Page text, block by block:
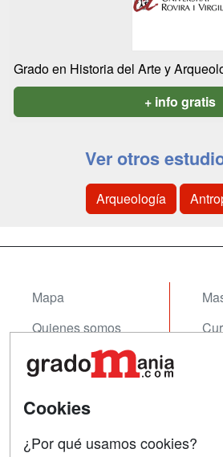
Grado en Historia del Arte y
+ info gratis
Ver otros
Arqueología
Mapa
Quienes somos
Tarifas publicidad
Acceso Centros
Cookies
¿Por qué usamos cookies?